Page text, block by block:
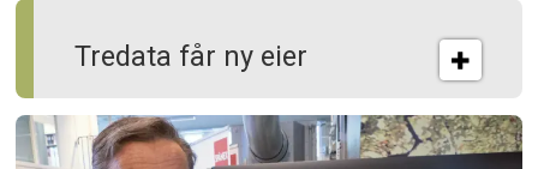
Tredata får ny eier